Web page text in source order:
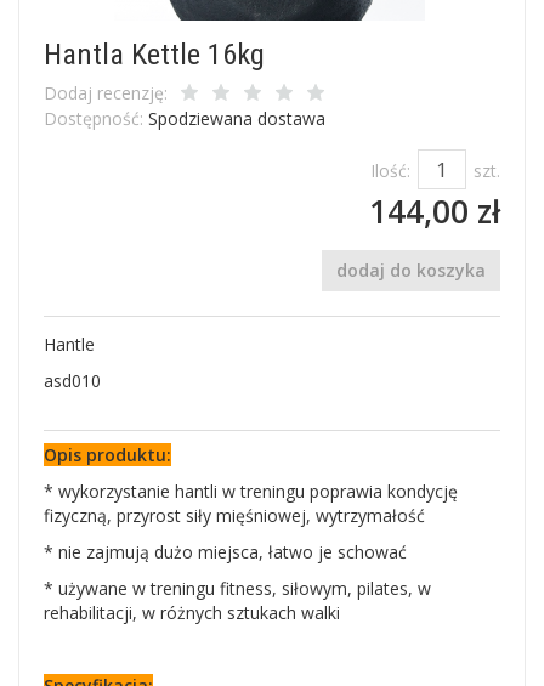
Hantla Kettle 16kg
Dodaj recenzję:
Dostępność: Spodziewana dostawa
Ilość: szt.
144,00 zł
dodaj do koszyka
Hantle
asd010
Opis produktu:
* wykorzystanie hantli w treningu poprawia kondycję
fizyczną, przyrost siły mięśniowej, wytrzymałość
* nie zajmują dużo miejsca, łatwo je schować
* używane w treningu fitness, siłowym, pilates, w
rehabilitacji, w różnych sztukach walki